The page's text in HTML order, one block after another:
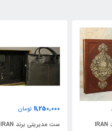
ست شاهنامه برند IRAN
11,250,000 تومان
ست مدیریتی برند IRAN